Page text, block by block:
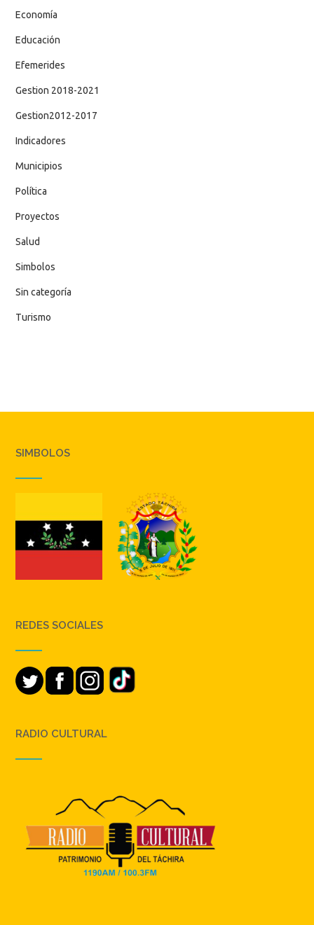
Economía
Educación
Efemerides
Gestion 2018-2021
Gestion2012-2017
Indicadores
Municipios
Política
Proyectos
Salud
Simbolos
Sin categoría
Turismo
SIMBOLOS
REDES SOCIALES
RADIO CULTURAL